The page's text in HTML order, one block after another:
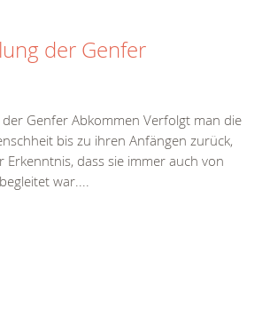
der Genfer
der Genfer Abkommen Verfolgt man die
bis zu ihren Anfängen zurück,
Erkenntnis, dass sie immer auch von
war....